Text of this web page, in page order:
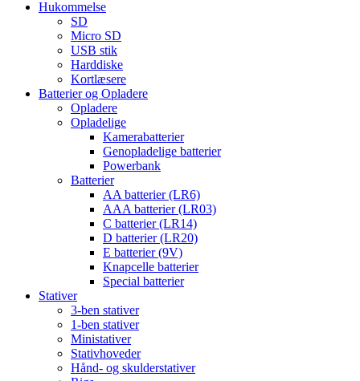
Hukommelse
SD
Micro SD
USB stik
Harddiske
Kortlæsere
Batterier og Opladere
Opladere
Opladelige
Kamerabatterier
Genopladelige batterier
Powerbank
Batterier
AA batterier (LR6)
AAA batterier (LR03)
C batterier (LR14)
D batterier (LR20)
E batterier (9V)
Knapcelle batterier
Special batterier
Stativer
3-ben stativer
1-ben stativer
Ministativer
Stativhoveder
Hånd- og skulderstativer